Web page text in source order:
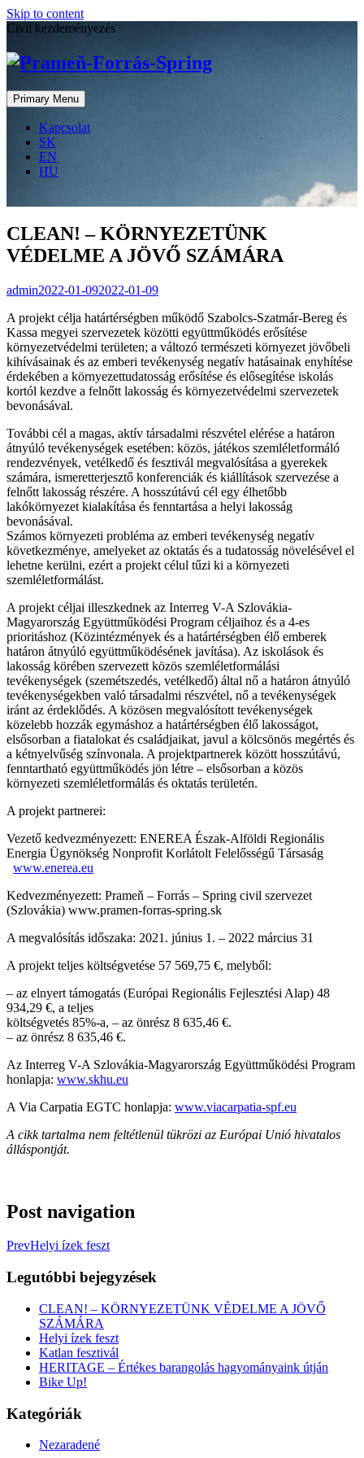
Skip to content
Civil kezdeményezés
Primary Menu
Kapcsolat
SK
EN
HU
CLEAN! – KÖRNYEZETÜNK
VÉDELME A JÖVŐ SZÁMÁRA
admin2022-01-092022-01-09
A projekt célja határtérségben működő Szabolcs-Szatmár-Bereg és
Kassa megyei szervezetek közötti együttműködés erősítése
környezetvédelmi területen; a változó természeti környezet jövőbeli
kihívásainak és az emberi tevékenység negatív hatásainak enyhítése
érdekében a környezettudatosság erősítése és elősegítése iskolás
kortól kezdve a felnőtt lakosság és környezetvédelmi szervezetek
bevonásával.
További cél a magas, aktív társadalmi részvétel elérése a határon
átnyúló tevékenységek esetében: közös, játékos szemléletformáló
rendezvények, vetélkedő és fesztivál megvalósítása a gyerekek
számára, ismeretterjesztő konferenciák és kiállítások szervezése a
felnőtt lakosság részére. A hosszútávú cél egy élhetőbb
lakókörnyezet kialakítása és fenntartása a helyi lakosság
bevonásával.
Számos környezeti probléma az emberi tevékenység negatív
következménye, amelyeket az oktatás és a tudatosság növelésével el
lehetne kerülni, ezért a projekt célul tűzi ki a környezeti
szemléletformálást.
A projekt céljai illeszkednek az Interreg V-A Szlovákia-
Magyarország Együttműködési Program céljaihoz és a 4-es
prioritáshoz (Közintézmények és a határtérségben élő emberek
határon átnyúló együttműködésének javítása). Az iskolások és
lakosság körében szervezett közös szemléletformálási
tevékenységek (szemétszedés, vetélkedő) által nő a határon átnyúló
tevékenységekben való társadalmi részvétel, nő a tevékenységek
iránt az érdeklődés. A közösen megvalósított tevékenységek
közelebb hozzák egymáshoz a határtérségben élő lakosságot,
elsősorban a fiatalokat és családjaikat, javul a kölcsönös megértés és
a kétnyelvűség színvonala. A projektpartnerek között hosszútávú,
fenntartható együttműködés jön létre – elsősorban a közös
környezeti szemléletformálás és oktatás területén.
A projekt partnerei:
Vezető kedvezményezett: ENEREA Észak-Alföldi Regionális
Energia Ügynökség Nonprofit Korlátolt Felelősségű Társaság
www.enerea.eu
Kedvezményezett: Prameň – Forrás – Spring civil szervezet
(Szlovákia) www.pramen-forras-spring.sk
A megvalósítás időszaka: 2021. június 1. – 2022 március 31
A projekt teljes költségvetése 57 569,75 €, melyből:
– az elnyert támogatás (Európai Regionális Fejlesztési Alap) 48
934,29 €, a teljes
költségvetés 85%-a, – az önrész 8 635,46 €.
– az önrész 8 635,46 €.
Az Interreg V-A Szlovákia-Magyarország Együttműködési Program
honlapja: www.skhu.eu
A Via Carpatia EGTC honlapja: www.viacarpatia-spf.eu
A cikk tartalma nem feltétlenül tükrözi az Európai Unió hivatalos
álláspontját.
Post navigation
PrevHelyi ízek feszt
Legutóbbi bejegyzések
CLEAN! – KÖRNYEZETÜNK VÉDELME A JÖVŐ
SZÁMÁRA
Helyi ízek feszt
Katlan fesztivál
HERITAGE – Értékes barangolás hagyományaink útján
Bike Up!
Kategóriák
Nezaradené